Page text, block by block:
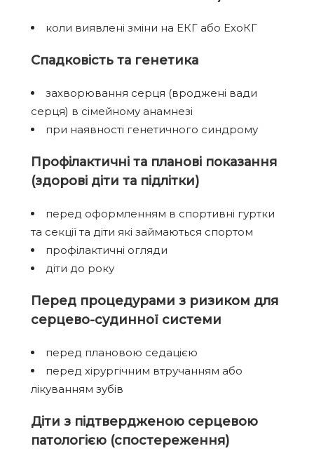
коли виявлені зміни на ЕКГ або ЕхоКГ
Спадковість та генетика
захворювання серця (вроджені вади
серця) в сімейному анамнезі
при наявності генетичного синдрому
Профілактичні та планові показання
(здорові діти та підлітки)
перед оформленням в спортивні гуртки
та секції та діти які займаються спортом
профілактичні огляди
діти до року
Перед процедурами з ризиком для
серцево-судинної системи
перед плановою седацією
перед хірургічним втручанням або
лікуванням зубів
Діти з підтвердженою серцевою
патологією (спостереження)